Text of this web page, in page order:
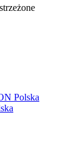
Polska